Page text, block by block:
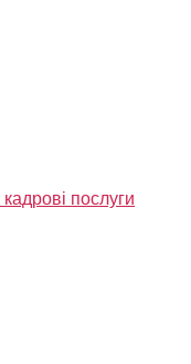
послуги